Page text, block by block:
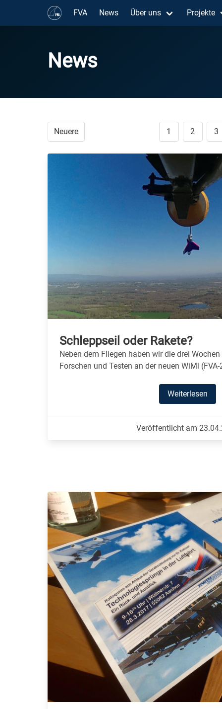
FVA News Über uns Projekte
News
Neuere 1 2 3
Schleppseil oder Rakete?
Neben dem Fliegen haben wir die drei
Forschen und Testen an der neuen WiMi
Weiterlesen
Veröffentlicht am